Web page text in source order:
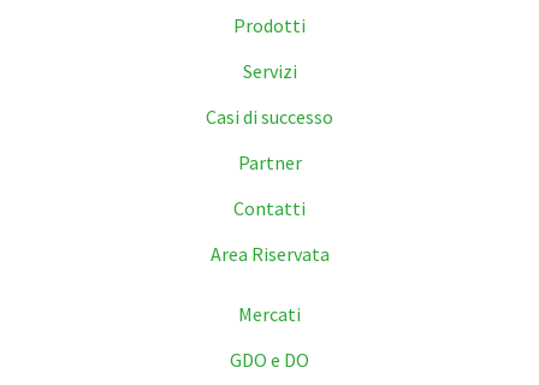
Prodotti
Servizi
Casi di successo
Partner
Contatti
Area Riservata
Mercati
GDO e DO